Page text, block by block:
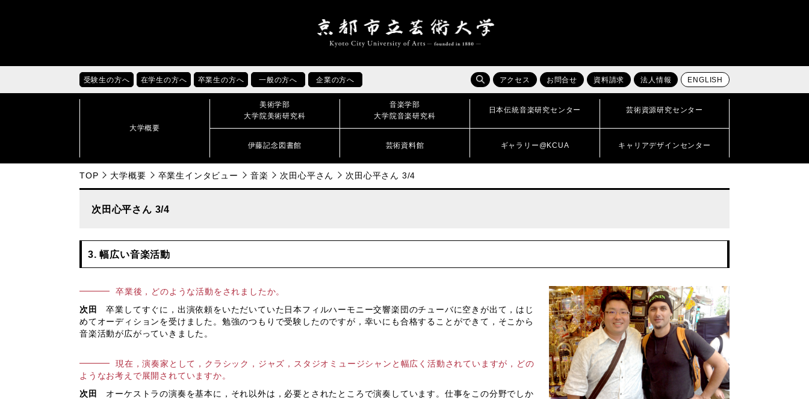
受験生の方へ 在学生の方へ 卒業生の方へ 一般の方へ 企業の方へ アクセス お問合せ 資料請求 法人情報 ENGLISH
大学概要
美術学部
大学院美術研究科
音楽学部
大学院音楽研究科
日本伝統音楽研究センター 芸術資源研究センター
伊藤記念図書館 芸術資料館 ギャラリー@KCUA キャリアデザインセンター
TOP 大学概要 卒業生インタビュー 音楽 次田心平さん 次田心平さん 3/4
次田心平さん 3/4
3. 幅広い音楽活動
卒業後，どのような活動をされましたか。
次田
卒業してすぐに，出演依頼をいただいていた日本フィルハーモニー交響楽団のチューバに空きが出て，はじ
めてオーディションを受けました。勉強のつもりで受験したのですが，幸いにも合格することができて，そこから
音楽活動が広がっていきました。
現在，演奏家として，クラシック，ジャズ，スタジオミュージシャンと幅広く活動されていますが，どの
ようなお考えで展開されていますか。
次田
オーケストラの演奏を基本に，それ以外は，必要とされたところで演奏しています。仕事をこの分野でしか